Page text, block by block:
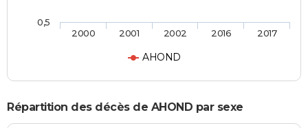
AHOND
2000 2001 2002 2016 2017
0,5
Répartition des décès de AHOND par sexe